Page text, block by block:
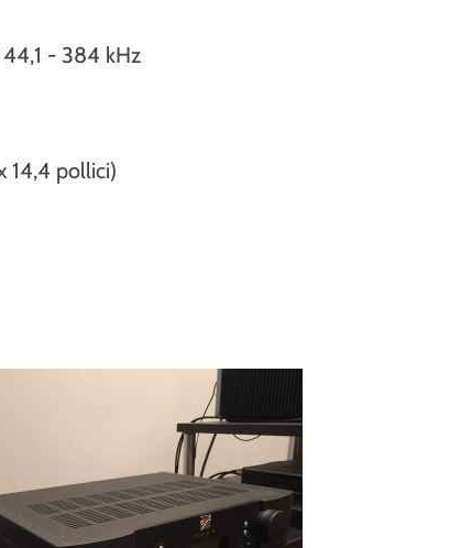
- 384 kHz
14,4 pollici)